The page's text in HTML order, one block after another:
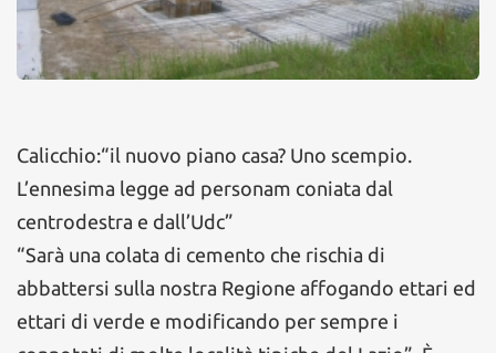
Calicchio:“il nuovo piano casa? Uno scempio.
L’ennesima legge ad personam coniata dal
centrodestra e dall’Udc”
“Sarà una colata di cemento che rischia di
abbattersi sulla nostra Regione affogando ettari ed
ettari di verde e modificando per sempre i